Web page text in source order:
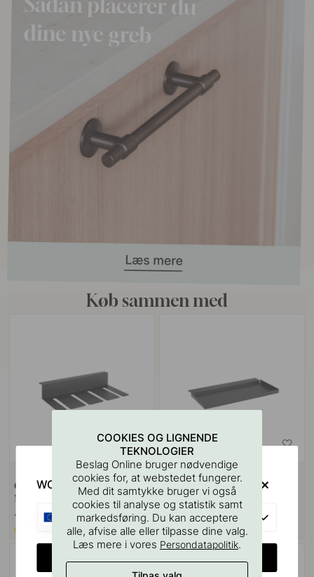
Køb sammen med
Glasholder - Systema - 396mm -
Mat Sort
1 399 kr
Bestillingsvare*
Hylde Systema - 305mm - Mat
Sort
1 099 kr
På lager
COOKIES OG LIGNENDE
TEKNOLOGIER
Beslag Online bruger nødvendige
cookies for, at webstedet fungerer.
Med dit samtykke bruger vi også
cookies til analyse og statistik samt
markedsføring. Du kan acceptere
alle, afvise alle eller tilpasse dine valg.
Læs mere i vores Persondatapolitik.
WOULD YOU RATHER VISIT?
EU